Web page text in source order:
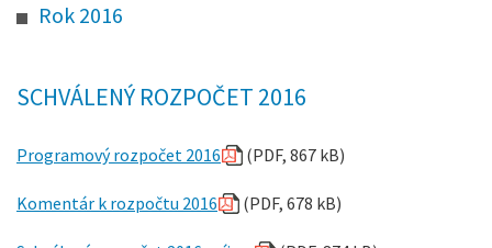
Rok 2016
SCHVÁLENÝ ROZPOČET 2016
Programový rozpočet 2016 (PDF, 867 kB)
Komentár k rozpočtu 2016 (PDF, 678 kB)